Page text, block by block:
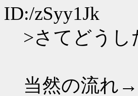
ID:/zSyy1Jk
>さてどう
当然の流れ